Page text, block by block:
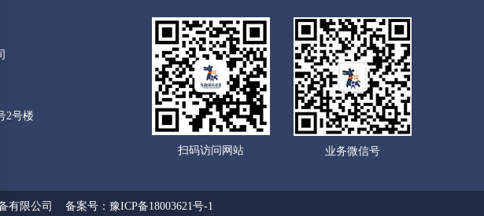
2号楼
扫码访问网站 业务微信号
有限公司 备案号： 豫ICP备18003621号-1